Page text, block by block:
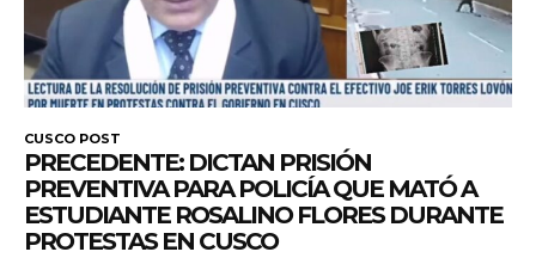
CUSCO POST
PRECEDENTE: DICTAN PRISIÓN
PREVENTIVA PARA POLICÍA QUE MATÓ A
ESTUDIANTE ROSALINO FLORES DURANTE
PROTESTAS EN CUSCO